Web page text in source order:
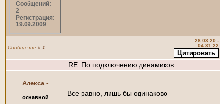
Сообщений:
2
Регистрация:
19.09.2009
Сообщение # 1
28.03.20 -
04:31:22
RE: По подключению динамиков.
Алекса •
оснавной Все равно, лишь бы одинаково